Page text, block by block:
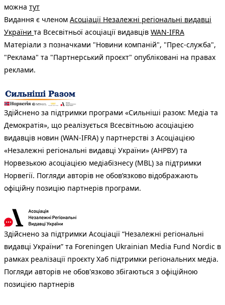
можна тут
Видання є членом Асоціації Незалежні регіональні видавці
України та Всесвітньої асоціації видавців WAN-IFRA
Матеріали з позначками "Новини компаній", "Прес-служба",
"Реклама" та "Партнерський проєкт" опубліковані на правах
реклами.
Здійснено за підтримки програми «Сильніші разом: Медіа та
Демократія», що реалізується Всесвітньою асоціацією
видавців новин (WAN-IFRA) у партнерстві з Асоціацією
«Незалежні регіональні видавці України» (АНРВУ) та
Норвезькою асоціацією медіабізнесу (MBL) за підтримки
Норвегії. Погляди авторів не обов’язково відображають
офіційну позицію партнерів програми.
Здійснено за підтримки Асоціації “Незалежні регіональні
видавці України” та Foreningen Ukrainian Media Fund Nordic в
рамках реалізації проєкту Хаб підтримки регіональних медіа.
Погляди авторів не обов'язково збігаються з офіційною
позицією партнерів